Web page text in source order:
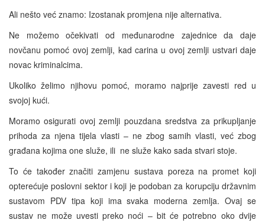
Ali nešto već znamo: Izostanak promjena nije alternativa.
Ne možemo očekivati od međunarodne zajednice da daje
novčanu pomoć ovoj zemlji, kad carina u ovoj zemlji ustvari daje
novac kriminalcima.
Ukoliko želimo njihovu pomoć, moramo najprije zavesti red u
svojoj kući.
Moramo osigurati ovoj zemlji pouzdana sredstva za prikupljanje
prihoda za njena tijela vlasti – ne zbog samih vlasti, već zbog
građana kojima one služe, ili ne služe kako sada stvari stoje.
To će također značiti zamjenu sustava poreza na promet koji
opterećuje poslovni sektor i koji je podoban za korupciju državnim
sustavom PDV tipa koji ima svaka moderna zemlja. Ovaj se
sustav ne može uvesti preko noći – bit će potrebno oko dvije